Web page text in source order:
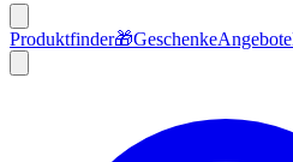
Produktfinder🎁GeschenkeAngebote